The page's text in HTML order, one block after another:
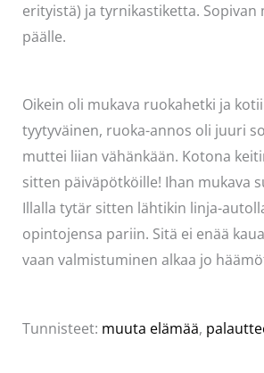
erityistä) ja tyrnikastiketta. Sopivan
päälle.
Oikein oli mukava ruokahetki ja
tyytyväinen, ruoka-annos oli juuri
muttei liian vähänkään. Kotona
sitten päiväpötköille! Ihan mukava
Illalla tytär sitten lähtikin linja-
opintojensa pariin. Sitä ei enää
vaan valmistuminen alkaa jo
Tunnisteet: muuta elämää,